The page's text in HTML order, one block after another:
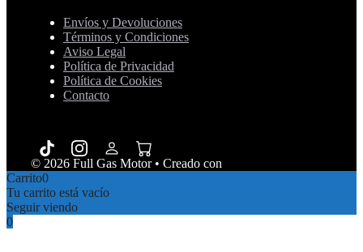
Envíos y Devoluciones
Términos y Condiciones
Aviso Legal
Política de Privacidad
Política de Cookies
Contacto
© 2026 Full Gas Motor• Creado con
Carrito0
Tu carrito está vacío
Seguir viendo
0